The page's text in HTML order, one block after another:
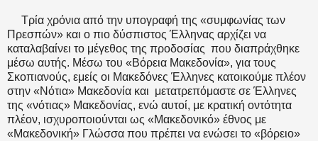
Τρία χρόνια από την υπογραφή της «συμφωνίας των
Πρεσπών» και ο πιο δύσπιστος Έλληνας αρχίζει να
καταλαβαίνει το μέγεθος της προδοσίας που διαπράχθηκε
μέσω αυτής. Μέσω του «Βόρεια Μακεδονία», για τους
Σκοπιανούς, εμείς οι Μακεδόνες Έλληνες κατοικούμε πλέον
στην «Νότια» Μακεδονία και μετατρεπόμαστε σε Έλληνες
της «νότιας» Μακεδονίας, ενώ αυτοί, με κρατική οντότητα
πλέον, ισχυροποιούνται ως «Μακεδονικό» έθνος με
«Μακεδονική» Γλώσσα που πρέπει να ενώσει το «βόρειο»